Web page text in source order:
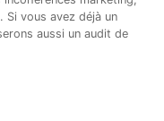
vous avez déjà un
aussi un audit de